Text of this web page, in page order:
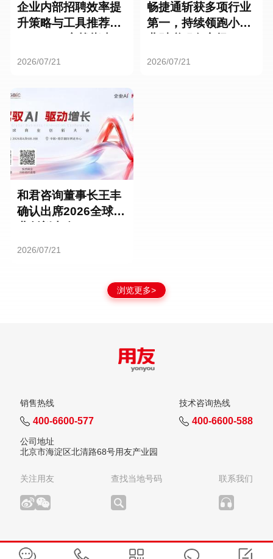
企业内部招聘效率提
升策略与工具推荐：
2026/07/21
畅捷通斩获多项行业
第一，持续领跑小微
2026/07/21
和君咨询董事长王丰
确认出席2026全球商
2026/07/21
浏览更多>
销售热线
400-6600-577
技术咨询热线
400-6600-588
公司地址
北京市海淀区北清路68号用友产业园
关注用友 查找当地号码 联系我们
版权所有：用友网络科技股份有限公司